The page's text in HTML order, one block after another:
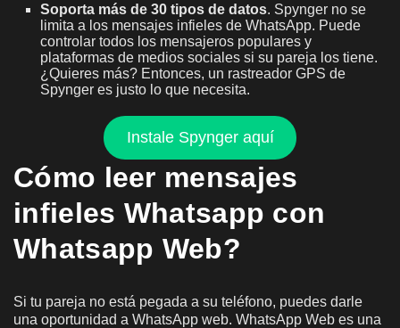
Soporta más de 30 tipos de datos. Spynger no se
limita a los mensajes infieles de WhatsApp. Puede
controlar todos los mensajeros populares y
plataformas de medios sociales si su pareja los tiene.
¿Quieres más? Entonces, un rastreador GPS de
Spynger es justo lo que necesita.
Instale Spynger aquí
Cómo leer mensajes
infieles Whatsapp con
Whatsapp Web?
Si tu pareja no está pegada a su teléfono, puedes darle
una oportunidad a WhatsApp web. WhatsApp Web es una